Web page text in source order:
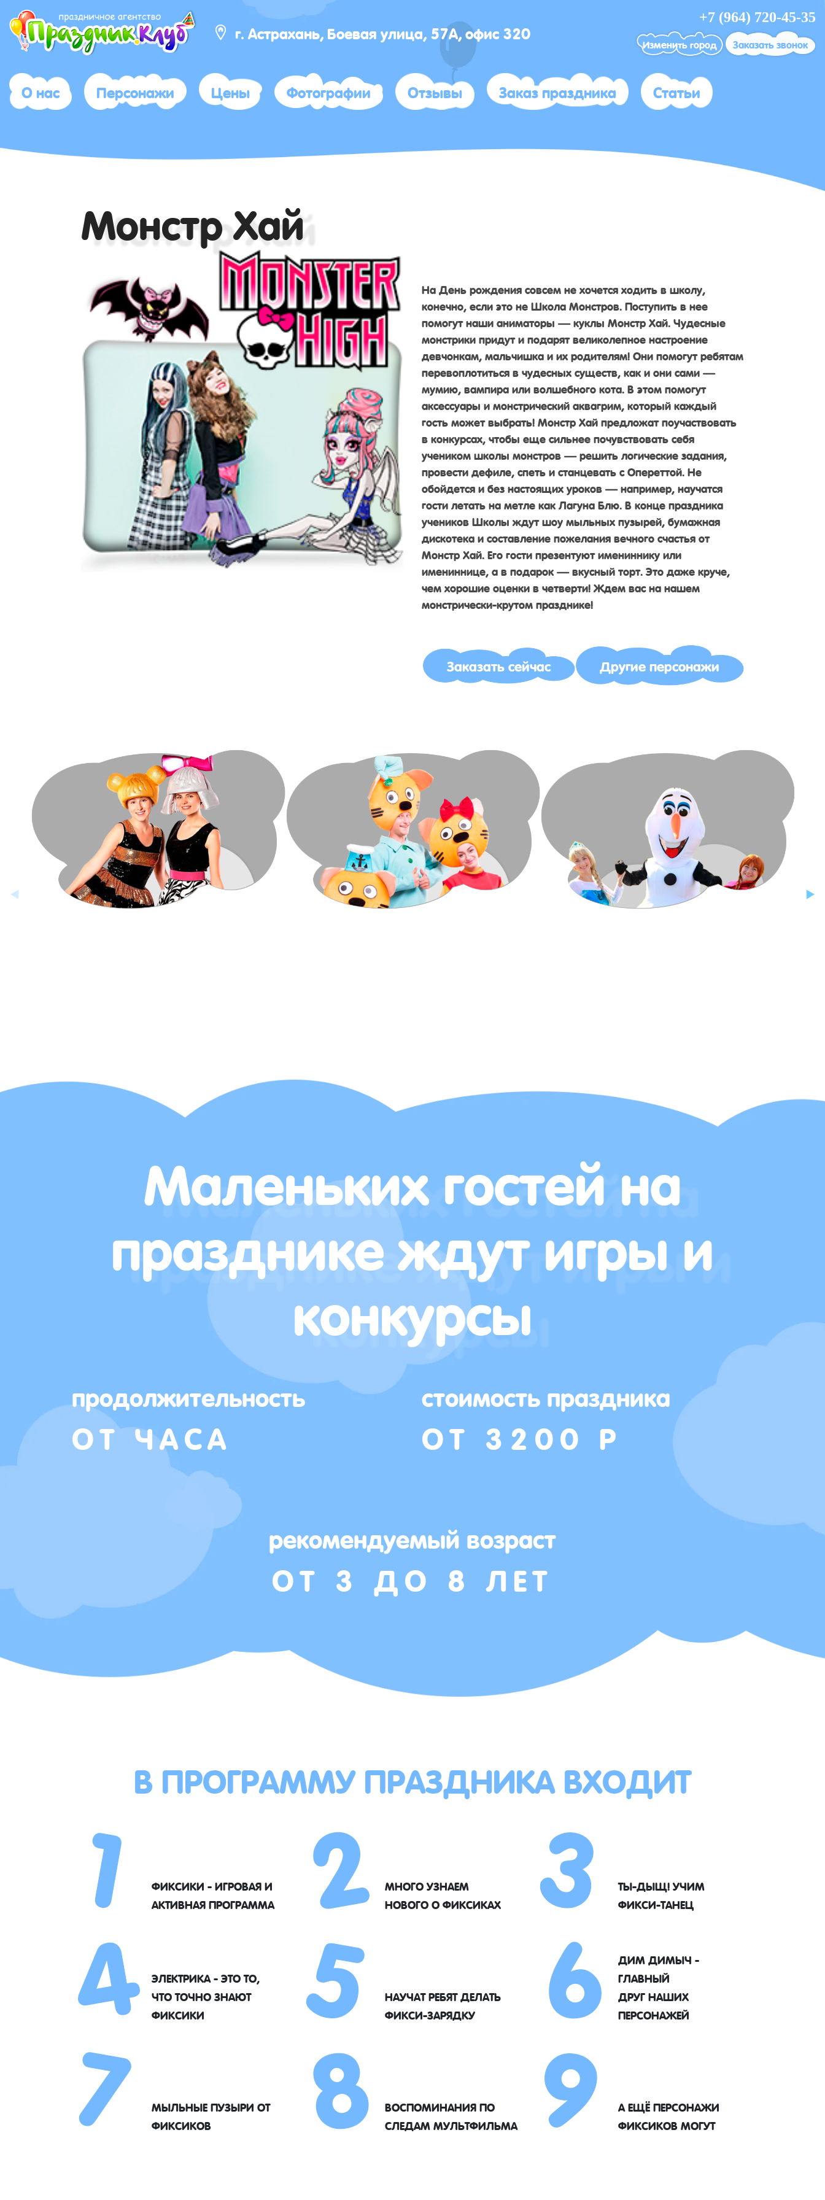
г. Астрахань, Боевая улица, 57А, офис 320 +7 (964) 720-45-35
Изменить город Заказать звонок
О нас Персонажи Цены Фотографии Отзывы Заказ праздника Статьи
Монстр Хай
На День рождения совсем не хочется ходить в школу,
конечно, если это не Школа Монстров. Поступить в нее
помогут наши аниматоры — куклы Монстр Хай. Чудесные
монстрики придут и подарят великолепное настроение
девчонкам, мальчишка и их родителям! Они помогут ребятам
перевоплотиться в чудесных существ, как и они сами —
мумию, вампира или волшебного кота. В этом помогут
аксессуары и монстрический аквагрим, который каждый
гость может выбрать! Монстр Хай предложат поучаствовать
в конкурсах, чтобы еще сильнее почувствовать себя
учеником школы монстров — решить логические задания,
провести дефиле, спеть и станцевать с Опереттой. Не
обойдется и без настоящих уроков — например, научатся
гости летать на метле как Лагуна Блю. В конце праздника
учеников Школы ждут шоу мыльных пузырей, бумажная
дискотека и составление пожелания вечного счастья от
Монстр Хай. Его гости презентуют имениннику или
имениннице, а в подарок — вкусный торт. Это даже круче,
чем хорошие оценки в четверти! Ждем вас на нашем
монстрически-крутом празднике!
Заказать сейчас Другие персонажи
Маленьких гостей на
празднике ждут игры и
конкурсы
продолжительность
ОТ ЧАСА
стоимость праздника
ОТ 3200 Р
рекомендуемый возраст
ОТ 3 ДО 8 ЛЕТ
В ПРОГРАММУ ПРАЗДНИКА ВХОДИТ
1ФИКСИКИ - ИГРОВАЯ И
АКТИВНАЯ ПРОГРАММА
2МНОГО УЗНАЕМ
НОВОГО О ФИКСИКАХ
3ТЫ-ДЫЩ! УЧИМ
ФИКСИ-ТАНЕЦ
4ЭЛЕКТРИКА - ЭТО ТО,
ЧТО ТОЧНО ЗНАЮТ
ФИКСИКИ
5НАУЧАТ РЕБЯТ ДЕЛАТЬ
ФИКСИ-ЗАРЯДКУ
6ДИМ ДИМЫЧ -
ГЛАВНЫЙ
ДРУГ НАШИХ
ПЕРСОНАЖЕЙ
7МЫЛЬНЫЕ ПУЗЫРИ ОТ
ФИКСИКОВ
8ВОСПОМИНАНИЯ ПО
СЛЕДАМ МУЛЬТФИЛЬМА
9А ЕЩЁ ПЕРСОНАЖИ
ФИКСИКОВ МОГУТ